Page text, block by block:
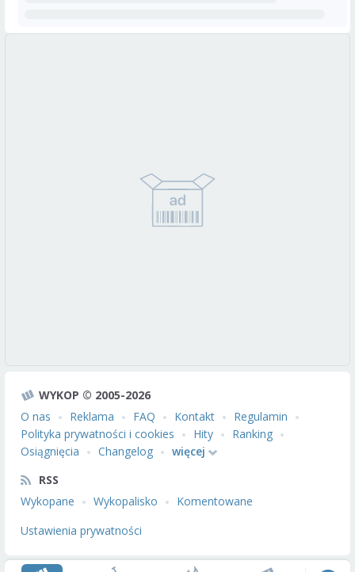
WYKOP © 2005-2026
O nas
Reklama FAQ Kontakt
Regulamin
Polityka prywatności i cookies
Hity
Ranking
Osiągnięcia
Changelog
więcej
RSS
Wykopane
Wykopalisko
Komentowane
Ustawienia prywatności